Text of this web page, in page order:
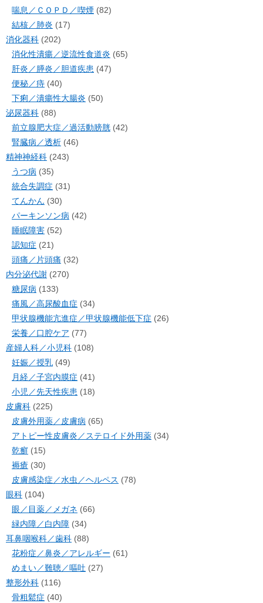
喘息／ＣＯＰＤ／喫煙 (82)
結核／肺炎 (17)
消化器科 (202)
消化性潰瘍／逆流性食道炎 (65)
肝炎／膵炎／胆道疾患 (47)
便秘／痔 (40)
下痢／潰瘍性大腸炎 (50)
泌尿器科 (88)
前立腺肥大症／過活動膀胱 (42)
腎臓病／透析 (46)
精神神経科 (243)
うつ病 (35)
統合失調症 (31)
てんかん (30)
パーキンソン病 (42)
睡眠障害 (52)
認知症 (21)
頭痛／片頭痛 (32)
内分泌代謝 (270)
糖尿病 (133)
痛風／高尿酸血症 (34)
甲状腺機能亢進症／甲状腺機能低下症 (26)
栄養／口腔ケア (77)
産婦人科／小児科 (108)
妊娠／授乳 (49)
月経／子宮内膜症 (41)
小児／先天性疾患 (18)
皮膚科 (225)
皮膚外用薬／皮膚病 (65)
アトピー性皮膚炎／ステロイド外用薬 (34)
乾癬 (15)
褥瘡 (30)
皮膚感染症／水虫／ヘルペス (78)
眼科 (104)
眼／目薬／メガネ (66)
緑内障／白内障 (34)
耳鼻咽喉科／歯科 (88)
花粉症／鼻炎／アレルギー (61)
めまい／難聴／嘔吐 (27)
整形外科 (116)
骨粗鬆症 (40)